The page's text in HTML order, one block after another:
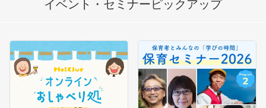
イベント・セミナー ピックアップ